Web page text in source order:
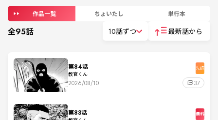
作品一覧 ちょいたし 単行本
全95話 10話ずつ 最新話から
第84話
教官くん
先読
2026/08/10 37
第83話 無料